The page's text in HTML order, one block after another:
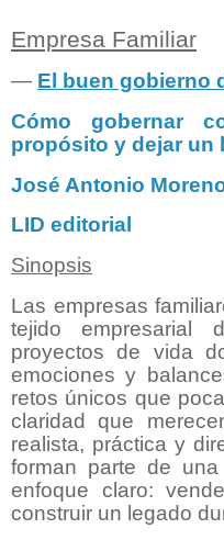
Empresa Familiar
― El buen gobierno
Cómo gobernar
propósito y dejar un
José Antonio
LID editorial
Sinopsis
Las empresas
tejido empresarial
proyectos de vida
emociones y
retos únicos que
claridad que
realista, práctica y
forman parte de
enfoque claro:
construir un legado